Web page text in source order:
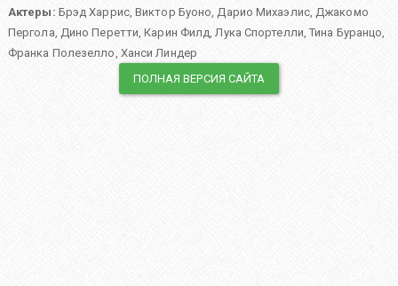
Актеры: Брэд Харрис,Виктор Буоно,Дарио Михаэлис,Джакомо
Пергола, Дино Перетти,Карин Филд,Лука Спортелли,Тина Буранцо,
Франка Полезелло, Ханси Линдер
ПОЛНАЯ ВЕРСИЯ САЙТА